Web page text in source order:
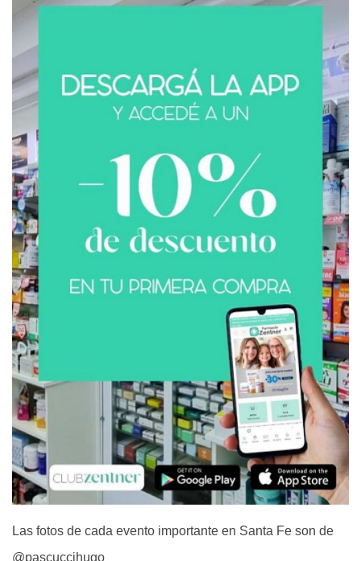
Las fotos de cada evento importante en Santa Fe son de
@pascuccihugo